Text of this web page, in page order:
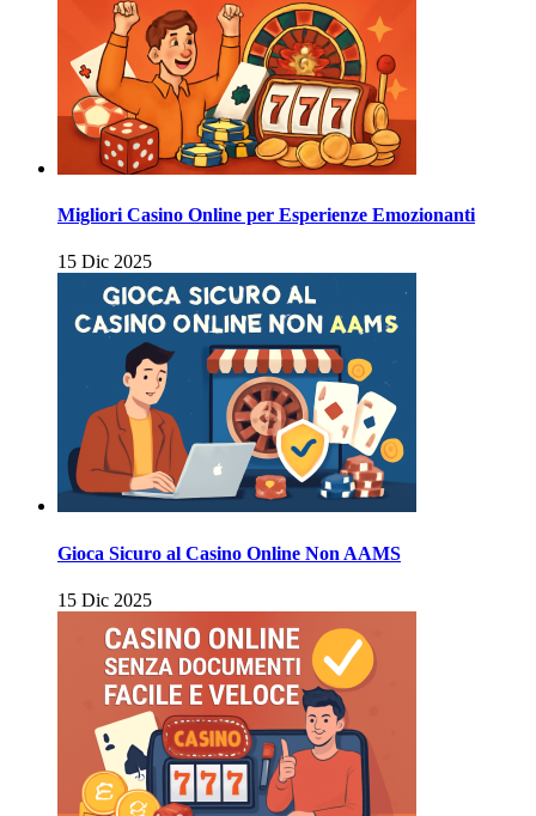
Migliori Casino Online per Esperienze Emozionanti
15 Dic 2025
Gioca Sicuro al Casino Online Non AAMS
15 Dic 2025